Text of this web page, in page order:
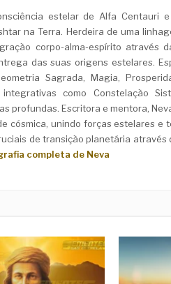
estelar de Alfa Centauri
na Terra. Herdeira de uma
corpo-alma-espírito através
das suas origens estelares.
Sagrada, Magia,
como Constelação
profundas. Escritora e mentora,
cósmica, unindo forças estelares e
de transição planetária através
completa de Neva